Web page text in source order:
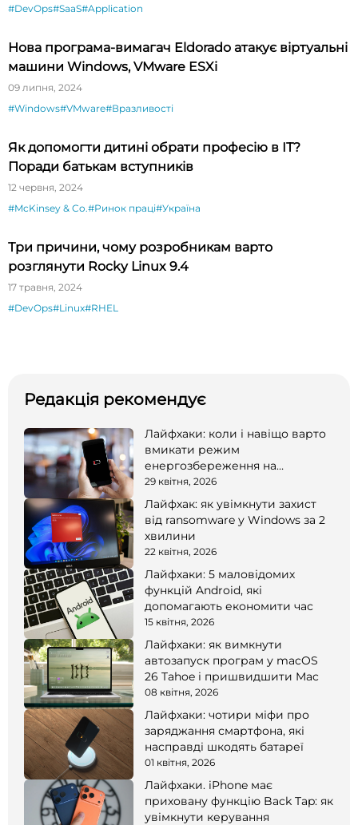
#DevOps#SaaS#Application
Нова програма-вимагач Eldorado атакує віртуальні
машини Windows, VMware ESXi
09 липня, 2024
#Windows#VMware#Вразливості
Як допомогти дитині обрати професію в ІТ?
Поради батькам вступників
12 червня, 2024
#McKinsey & Co.#Ринок праці#Україна
Три причини, чому розробникам варто
розглянути Rocky Linux 9.4
17 травня, 2024
#DevOps#Linux#RHEL
Редакція рекомендує
Лайфхаки: коли і навіщо варто
вмикати режим
енергозбереження на
смартфоні
29 квітня, 2026
Лайфхак: як увімкнути захист
від ransomware у Windows за 2
хвилини
22 квітня, 2026
Лайфхаки: 5 маловідомих
функцій Android, які
допомагають економити час
15 квітня, 2026
Лайфхаки: як вимкнути
автозапуск програм у macOS
26 Tahoe і пришвидшити Mac
08 квітня, 2026
Лайфхаки: чотири міфи про
заряджання смартфона, які
насправді шкодять батареї
01 квітня, 2026
Лайфхаки. iPhone має
приховану функцію Back Tap: як
увімкнути керування